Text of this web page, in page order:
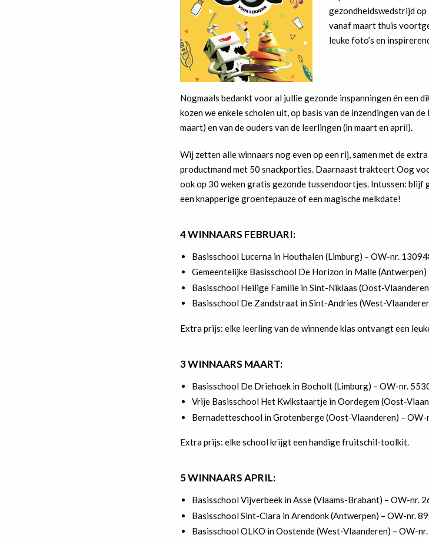
gezondheidswedstrijd
vanaf maart thuis
leuke foto’s en
Nogmaals bedankt voor al jullie gezonde inspanningen én een
kozen we enkele scholen uit, op basis van de inzendingen van
maart) en van de ouders van de leerlingen (in maart en april).
Wij zetten alle winnaars nog even op een rij, samen met de
productmand met 50 snackporties. Daarnaast trakteert Oog
ook op 30 weken gratis gezonde tussendoortjes. Intussen: blijf
een knapperige groentepauze of een magische melkdate!
4 WINNAARS FEBRUARI:
Basisschool Lucerna in Houthalen (Limburg) – OW-nr.
Gemeentelijke Basisschool De Horizon in Malle
Basisschool Heilige Familie in Sint-Niklaas (Oost-
Basisschool De Zandstraat in Sint-Andries (West-
Extra prijs: elke leerling van de winnende klas ontvangt een
3 WINNAARS MAART:
Basisschool De Driehoek in Bocholt (Limburg) – OW-nr.
Vrije Basisschool Het Kwikstaartje in Oordegem (Oost-
Bernadetteschool in Grotenberge (Oost-Vlaanderen) – OW-
Extra prijs: elke school krijgt een handige fruitschil-toolkit.
5 WINNAARS APRIL:
Basisschool Vijverbeek in Asse (Vlaams-Brabant) – OW-nr.
Basisschool Sint-Clara in Arendonk (Antwerpen) – OW-nr.
Basisschool OLKO in Oostende (West-Vlaanderen) – OW-